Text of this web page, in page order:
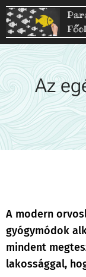
Az
A modern
gyógymódok
mindent
lakossággal,